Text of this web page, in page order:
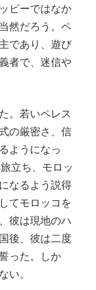
ピーではなか
然だろう。ペ
であり、遊び
者で、迷信や
。若いペレス
の厳密さ、信
ようになっ
立ち、モロッ
なるよう説得
てモロッコを
彼は現地のハ
後、彼は二度
った。しか
い。